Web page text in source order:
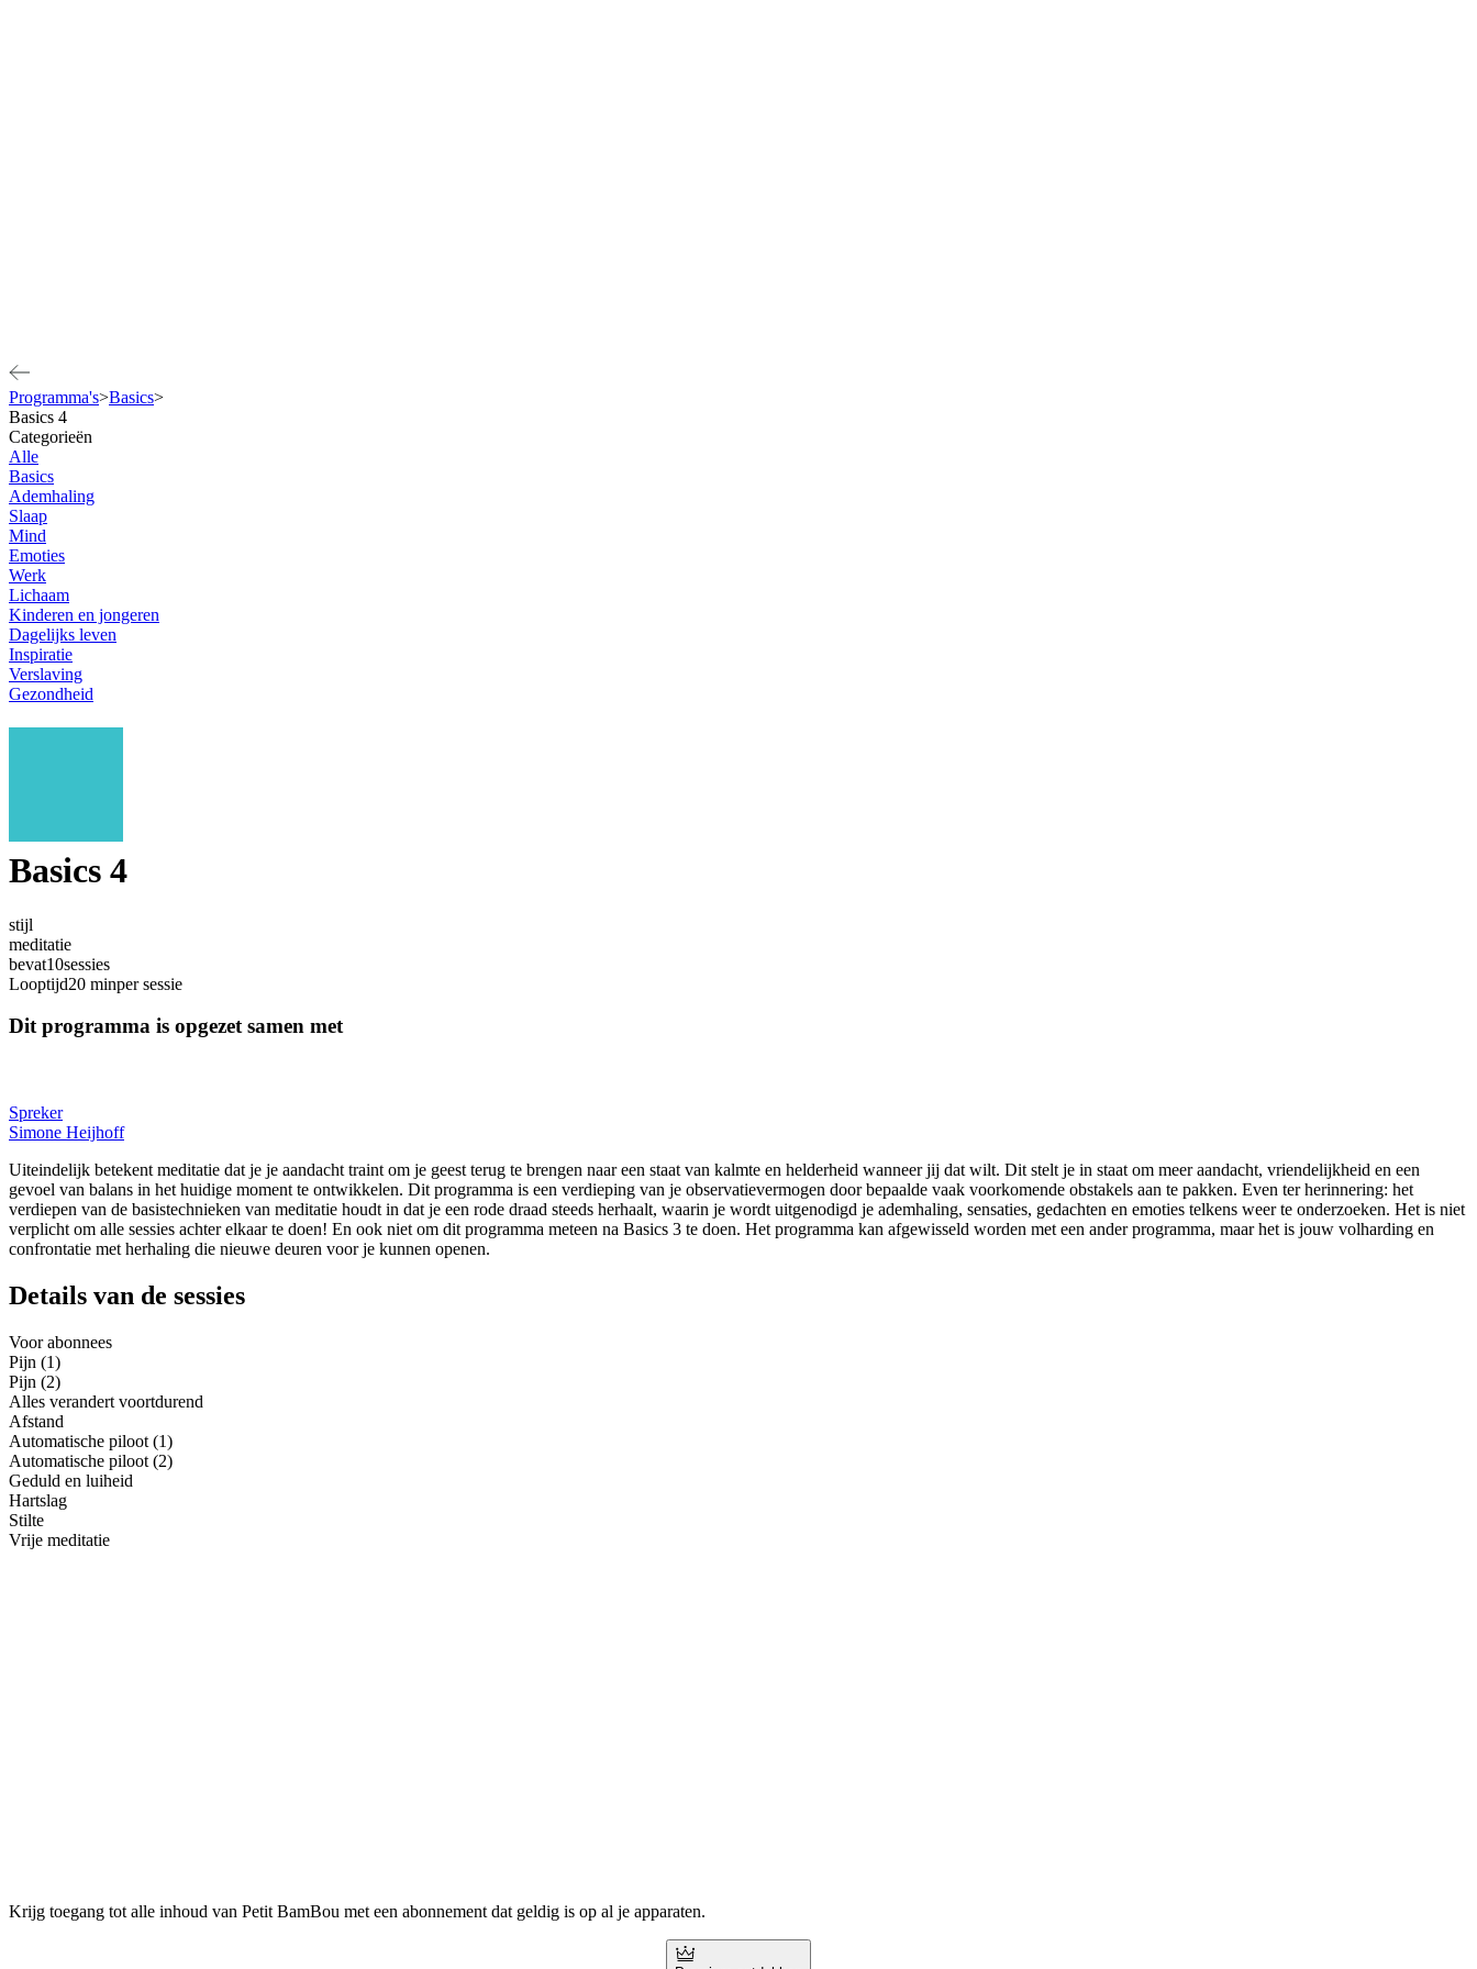
Programma's>Basics>
Basics 4
Categorieën
Alle
Basics
Ademhaling
Slaap
Mind
Emoties
Werk
Lichaam
Kinderen en jongeren
Dagelijks leven
Inspiratie
Verslaving
Gezondheid
Basics 4
stijl
meditatie
bevat10sessies
Looptijd20 minper sessie
Dit programma is opgezet samen met
Spreker
Simone Heijhoff
Uiteindelijk betekent meditatie dat je je aandacht traint om je geest terug te brengen naar een staat van kalmte en helderheid wanneer jij dat wilt. Dit stelt je in staat om meer aandacht, vriendelijkheid en een
gevoel van balans in het huidige moment te ontwikkelen. Dit programma is een verdieping van je observatievermogen door bepaalde vaak voorkomende obstakels aan te pakken. Even ter herinnering: het
verdiepen van de basistechnieken van meditatie houdt in dat je een rode draad steeds herhaalt, waarin je wordt uitgenodigd je ademhaling, sensaties, gedachten en emoties telkens weer te onderzoeken. Het is niet
verplicht om alle sessies achter elkaar te doen! En ook niet om dit programma meteen na Basics 3 te doen. Het programma kan afgewisseld worden met een ander programma, maar het is jouw volharding en
confrontatie met herhaling die nieuwe deuren voor je kunnen openen.
Details van de sessies
Voor abonnees
Pijn (1)
Pijn (2)
Alles verandert voortdurend
Afstand
Automatische piloot (1)
Automatische piloot (2)
Geduld en luiheid
Hartslag
Stilte
Vrije meditatie
Krijg toegang tot alle inhoud van Petit BamBou met een abonnement dat geldig is op al je apparaten.